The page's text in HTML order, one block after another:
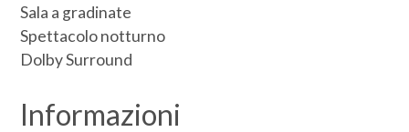
Sala a gradinate
Spettacolo notturno
Dolby Surround
Informazioni